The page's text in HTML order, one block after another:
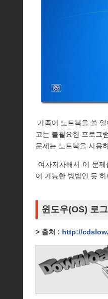
가족이 노트북을 쓸
고는 불필요한 프로그
문제는 노트북을 사용
여차저차해서 이 문
이 가능한 방법인 듯
윈도우(OS) 로
> 출처 : http://